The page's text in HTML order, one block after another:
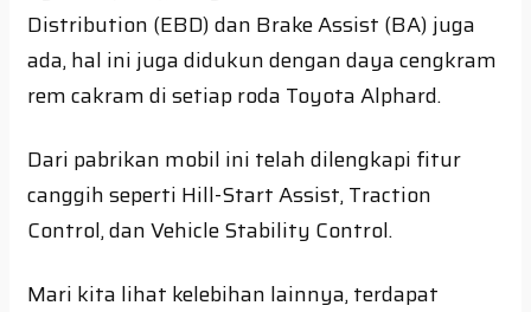
Distribution (EBD) dan Brake Assist (BA) juga
ada, hal ini juga didukun dengan daya cengkram
rem cakram di setiap roda Toyota Alphard.
Dari pabrikan mobil ini telah dilengkapi fitur
canggih seperti Hill-Start Assist, Traction
Control, dan Vehicle Stability Control.
Mari kita lihat kelebihan lainnya, terdapat